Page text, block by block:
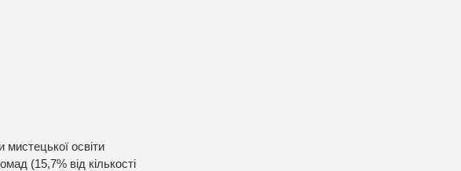
мистецької освіти
(15,7% від кількості